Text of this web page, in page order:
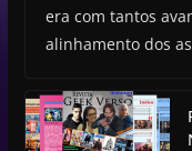
era com tantos
alinhamento dos